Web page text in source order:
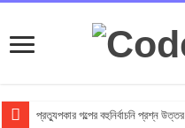
প্রত্যুপকার গল্পের বহুনির্বাচনি প্রশ্ন উত্তর